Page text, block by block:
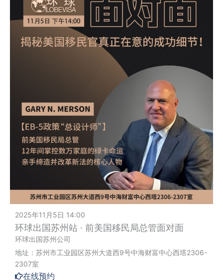
2025年11月5日 14:00
环球出国苏州站 · 前美国移民局总管面对面
环球出国苏州公司
地址：苏州市工业园区苏州大道西9号中海财富中心西塔2306-
2307室
在线预约